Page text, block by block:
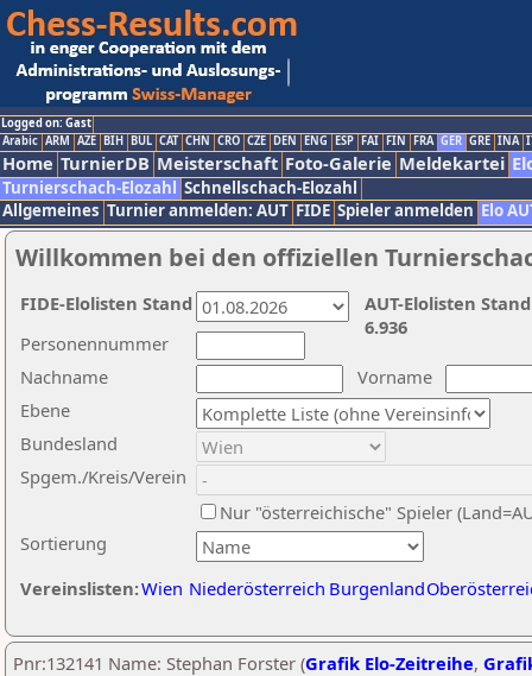
Logged on: Gast
Arabic ARM AZE BIH BUL CAT CHN CRO CZE DEN ENG ESP FAI FIN FRA GER GRE INA
Home TurnierDB Meisterschaft Foto-Galerie Meldekartei
Turnierschach-Elozahl Schnellschach-Elozahl
Allgemeines Turnier anmelden: AUT FIDE Spieler anmelden Elo
Willkommen bei den offiziellen
Nachname
Vorname
Ebene
Sortierung
Personennummer
Bundesland
Spgem./Kreis/Verein
Nur "österreichische" Spieler
Vereinslisten:Wien Niederösterreich Burgenland
AUT-Elolisten
6.936
FIDE-Elolisten Stand
Pnr:132141 Name: Stephan Forster (Grafik Elo-Zeitreihe,